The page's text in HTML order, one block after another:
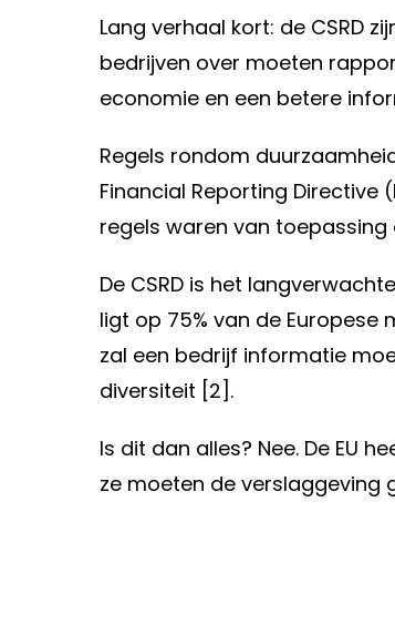
Lang verhaal kort: de CSRD
bedrijven over moeten
economie en een betere
Regels rondom
Financial Reporting Directive
regels waren van toepassing
De CSRD is het
ligt op 75% van de
zal een bedrijf informatie
diversiteit [2].
Is dit dan alles? Nee. De EU
ze moeten de verslaggeving